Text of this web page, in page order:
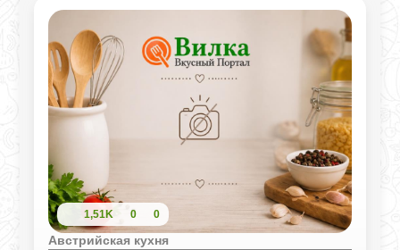
1,51K 0 0
Австрийская кухня